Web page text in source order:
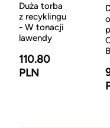
Duża torba
z recyklingu
- W tonacji
lawendy
110.80
PLN